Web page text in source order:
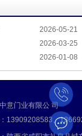
2026-05-21
2026-03-25
2026-01-08
意门业有限公 司
13909208583、